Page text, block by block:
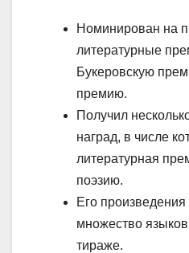
Номинирован на
литературные
Букеровскую
премию.
Получил
наград, в числе
литературная
поэзию.
Его
множество
тираже.